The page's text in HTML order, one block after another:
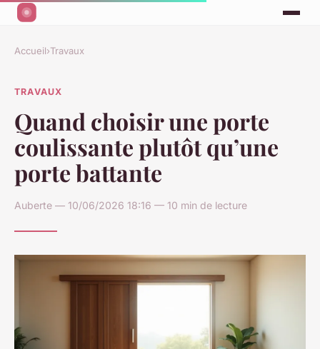
Accueil›Travaux
TRAVAUX
Quand choisir une porte
coulissante plutôt qu’une
porte battante
Auberte — 10/06/2026 18:16 — 10 min de lecture